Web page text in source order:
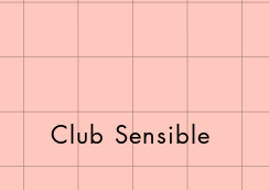
Club Sensible